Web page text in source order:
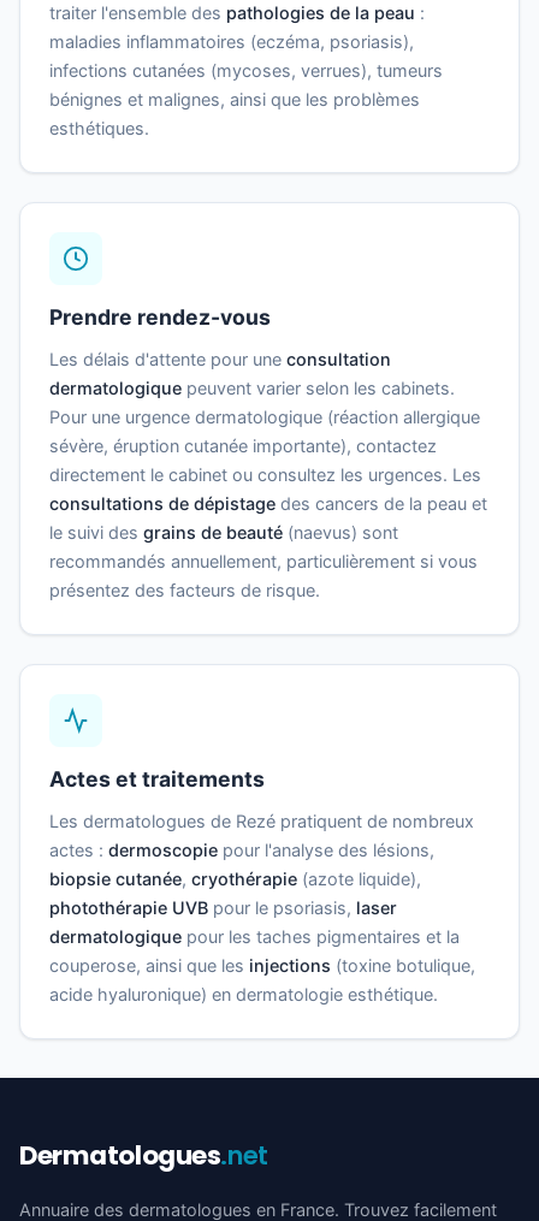
traiter l'ensemble des pathologies de la peau :
maladies inflammatoires (eczéma, psoriasis),
infections cutanées (mycoses, verrues), tumeurs
bénignes et malignes, ainsi que les problèmes
esthétiques.
Prendre rendez-vous
Les délais d'attente pour une consultation
dermatologique peuvent varier selon les cabinets.
Pour une urgence dermatologique (réaction allergique
sévère, éruption cutanée importante), contactez
directement le cabinet ou consultez les urgences. Les
consultations de dépistage des cancers de la peau et
le suivi des grains de beauté (naevus) sont
recommandés annuellement, particulièrement si vous
présentez des facteurs de risque.
Actes et traitements
Les dermatologues de Rezé pratiquent de nombreux
actes : dermoscopie pour l'analyse des lésions,
biopsie cutanée, cryothérapie (azote liquide),
photothérapie UVB pour le psoriasis, laser
dermatologique pour les taches pigmentaires et la
couperose, ainsi que les injections (toxine botulique,
acide hyaluronique) en dermatologie esthétique.
Dermatologues.net
Annuaire des dermatologues en France. Trouvez facilement